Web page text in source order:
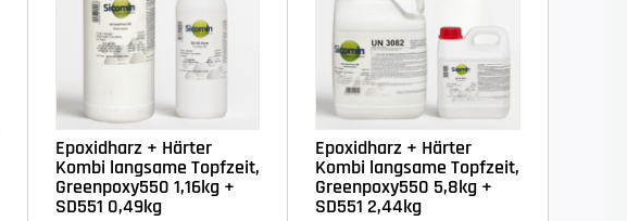
Epoxidharz + Härter
Kombi langsame Topfzeit,
Greenpoxy550 1,16kg +
SD551 0,49kg
Epoxidharz + Härter
Kombi langsame Topfzeit,
Greenpoxy550 5,8kg +
SD551 2,44kg